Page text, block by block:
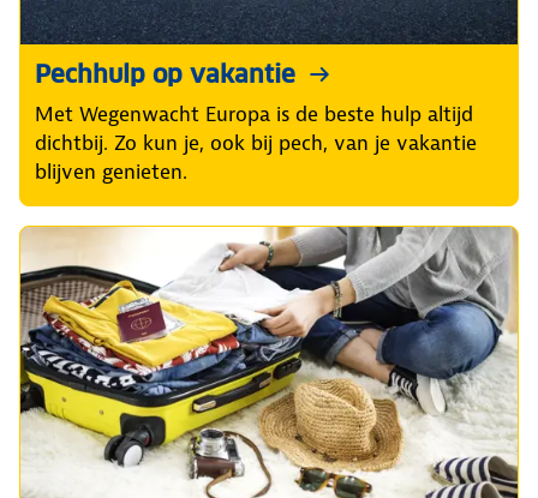
Pechhulp op vakantie
Met Wegenwacht Europa is de beste hulp altijd
dichtbij. Zo kun je, ook bij pech, van je vakantie
blijven genieten.